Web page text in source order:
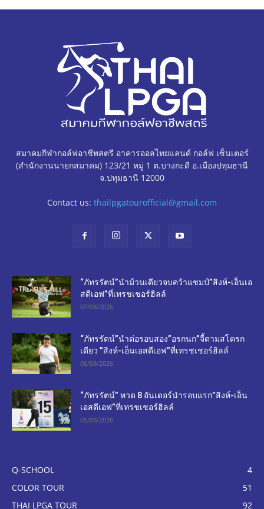
สมาคมกีฬากอล์ฟอาชีพสตรี อาคารออลไทยแลนด์ กอล์ฟ เซ็นเตอร์
(สำนักงานนายกสมาคม) 123/21 หมู่ 1 ต.บางกะดี อ.เมืองปทุมธานี
จ.ปทุมธานี 12000
Contact us: thailpgatourofficial@gmail.com
“ภัทรรัตน์”นำม้วนเดียวจบคว้าแชมป์”สิงห์-เอ็นเอ
สดีเอฟ”ที่เทรชเชอร์ฮิลล์
07/08/2026
“ภัทรรัตน์”นำต่อรอบสอง”อรกนก”จี้ตามสโตรก
เดียว ”สิงห์-เอ็นเอสดีเอฟ”ที่เทรชเชอร์ฮิลล์
06/08/2026
“ภัทรรัตน์” หวด 8 อันเดอร์นำรอบแรก”สิงห์-เอ็น
เอสดีเอฟ”ที่เทรชเชอร์ฮิลล์
05/08/2026
Q-SCHOOL
4
COLOR TOUR
51
THAI LPGA TOUR
92